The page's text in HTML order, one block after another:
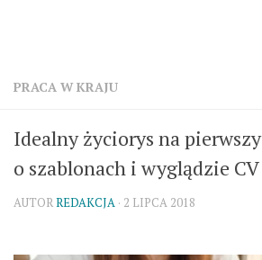
PRACA W KRAJU
Idealny życiorys na
o szablonach i wyglądzie CV
AUTORREDAKCJA · 2 LIPCA 2018